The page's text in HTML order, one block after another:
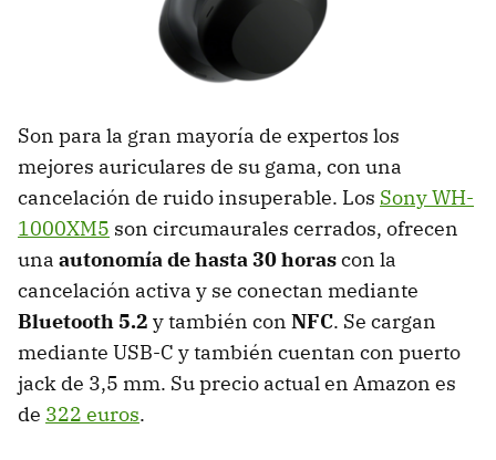
Son para la gran mayoría de expertos los
mejores auriculares de su gama, con una
cancelación de ruido insuperable. Los Sony WH-
1000XM5 son circumaurales cerrados, ofrecen
una autonomía de hasta 30 horascon la
cancelación activa y se conectan mediante
Bluetooth 5.2 y también con NFC. Se cargan
mediante USB-C y también cuentan con puerto
jack de 3,5 mm. Su precio actual en Amazon es
de 322 euros.